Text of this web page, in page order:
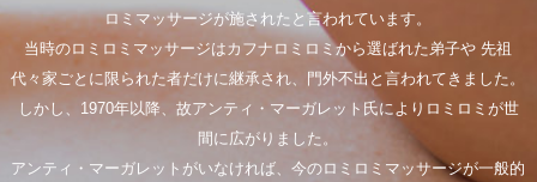
ロミマッサージが施されたと言われています。
当時のロミロミマッサージはカフナロミロミから選ばれた弟子や 先祖
代々家ごとに限られた者だけに継承され、門外不出と言われてきました。
しかし、1970年以降、故アンティ・マーガレット氏によりロミロミが世
間に広がりました。
アンティ・マーガレットがいなければ、今のロミロミマッサージが一般的